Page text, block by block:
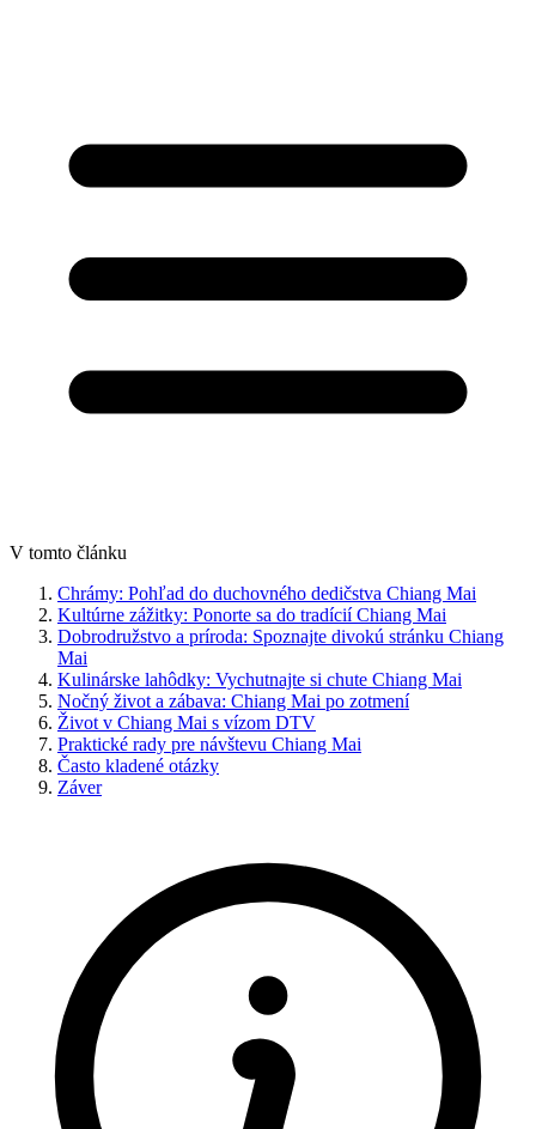
V tomto článku
Chrámy: Pohľad do duchovného dedičstva Chiang Mai
Kultúrne zážitky: Ponorte sa do tradícií Chiang Mai
Dobrodružstvo a príroda: Spoznajte divokú stránku Chiang
Mai
Kulinárske lahôdky: Vychutnajte si chute Chiang Mai
Nočný život a zábava: Chiang Mai po zotmení
Život v Chiang Mai s vízom DTV
Praktické rady pre návštevu Chiang Mai
Často kladené otázky
Záver